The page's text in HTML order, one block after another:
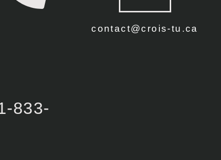
833-
contact@crois-tu.ca